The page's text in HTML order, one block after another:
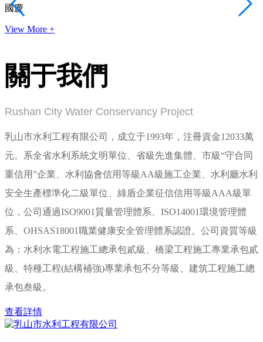
國慶
View More +
關于我們
Rushan City Water Conservancy Project
乳山市水利工程有限公司，成立于1993年，注冊資金12033萬
元。系全省水利系統文明單位、省級先進集體、市級“守合同
重信用”企業、水利協會信用等級AA級施工企業、水利廳水利
安全生產標準化二級單位、綠盾企業征信信用等級AAA級單
位，公司通過ISO9001質量管理體系、ISO14001環境管理體
系、OHSAS18001職業健康安全管理體系認證。公司資質等級
為：水利水電工程施工總承包貳級、橋梁工程施工專業承包貳
級、特種工程(結構補強)專業承包不分等級、建筑工程施工總
承包叁級。
查看詳情